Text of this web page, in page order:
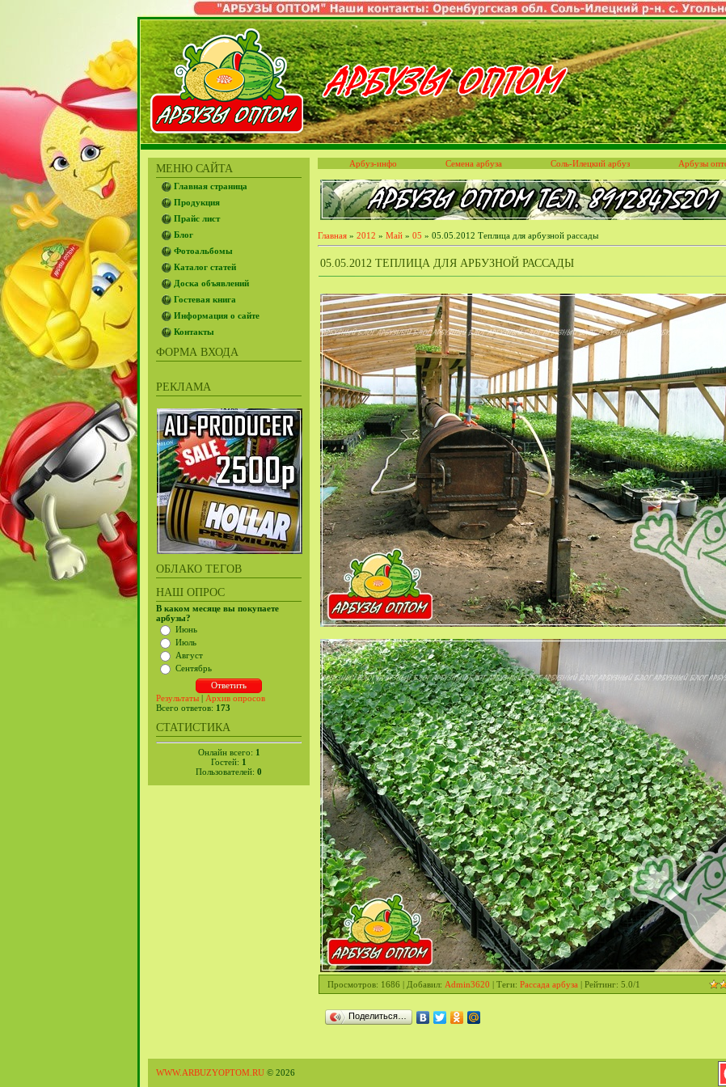
МЕНЮ САЙТА
Главная страница
Продукция
Прайс лист
Блог
Фотоальбомы
Каталог статей
Доска объявлений
Гостевая книга
Информация о сайте
Контакты
ФОРМА ВХОДА
РЕКЛАМА
ОБЛАКО ТЕГОВ
НАШ ОПРОС
В каком месяце вы покупаете
арбузы?
Июнь
Июль
Август
Сентябрь
Результаты | Архив опросов
Всего ответов: 173
СТАТИСТИКА
Онлайн всего: 1
Гостей: 1
Пользователей: 0
Арбуз-инфо Семена арбуза Соль-Илецкий арбуз Арбузы
Главная » 2012 » Май » 05 » 05.05.2012 Теплица для арбузной рассады
05.05.2012 ТЕПЛИЦА ДЛЯ АРБУЗНОЙ РАССАДЫ
Просмотров: 1686 | Добавил: Admin3620 | Теги: Рассада арбуза | Рейтинг: 5.0/1
Поделиться…
WWW.ARBUZYOPTOM.RU © 2026